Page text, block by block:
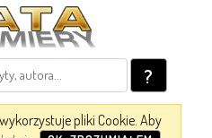
?
pliki Cookie. Aby